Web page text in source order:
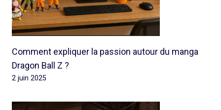
Comment expliquer la passion autour du manga
Dragon Ball Z ?
2 juin 2025